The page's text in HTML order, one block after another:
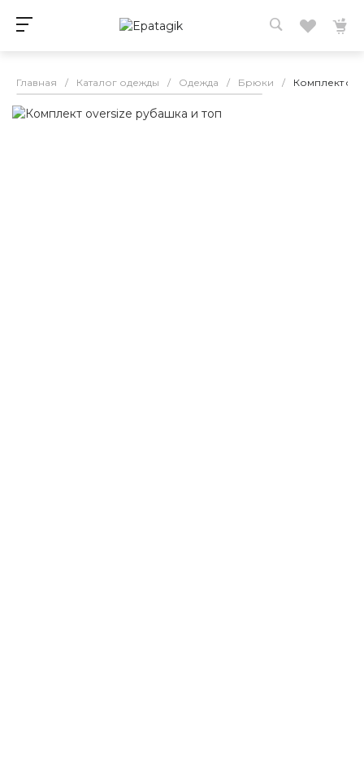
Главная / Каталог одежды / Одежда / Брюки / Комплект